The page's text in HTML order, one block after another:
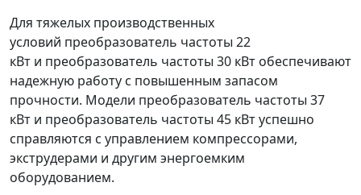
Для тяжелых производственных
условий преобразователь частоты 22
кВт и преобразователь частоты 30 кВт обеспечивают
надежную работу с повышенным запасом
прочности. Модели преобразователь частоты 37
кВт и преобразователь частоты 45 кВт успешно
справляются с управлением компрессорами,
экструдерами и другим энергоемким
оборудованием.